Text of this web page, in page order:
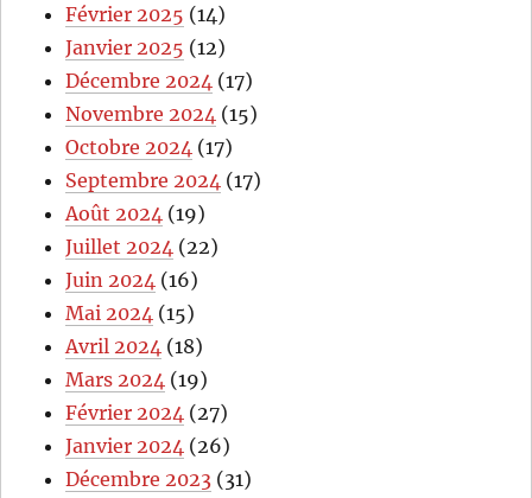
Février 2025 (14)
Janvier 2025 (12)
Décembre 2024 (17)
Novembre 2024 (15)
Octobre 2024 (17)
Septembre 2024 (17)
Août 2024 (19)
Juillet 2024 (22)
Juin 2024 (16)
Mai 2024 (15)
Avril 2024 (18)
Mars 2024 (19)
Février 2024 (27)
Janvier 2024 (26)
Décembre 2023 (31)